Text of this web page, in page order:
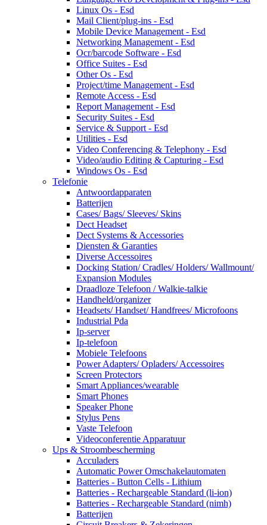
Linux Os - Esd
Mail Client/plug-ins - Esd
Mobile Device Management - Esd
Networking Management - Esd
Ocr/barcode Software - Esd
Office Suites - Esd
Other Os - Esd
Project/time Management - Esd
Remote Access - Esd
Report Management - Esd
Security Suites - Esd
Service & Support - Esd
Utilities - Esd
Video Conferencing & Telephony - Esd
Video/audio Editing & Capturing - Esd
Windows Os - Esd
Telefonie
Antwoordapparaten
Batterijen
Cases/ Bags/ Sleeves/ Skins
Dect Headset
Dect Systems & Accessories
Diensten & Garanties
Diverse Accessoires
Docking Station/ Cradles/ Holders/ Wallmount/
Expansion Modules
Draadloze Telefoon / Walkie-talkie
Handheld/organizer
Headsets/ Handset/ Handfrees/ Microfoons
Industrial Pda
Ip-server
Ip-telefoon
Mobiele Telefoons
Power Adapters/ Opladers/ Accessoires
Screen Protectors
Smart Appliances/wearable
Smart Phones
Speaker Phone
Stylus Pens
Vaste Telefoon
Videoconferentie Apparatuur
Ups & Stroombescherming
Acculaders
Automatic Power Omschakelautomaten
Batteries - Button Cells - Lithium
Batteries - Rechargeable Standard (li-ion)
Batteries - Rechargeable Standard (nimh)
Batterijen